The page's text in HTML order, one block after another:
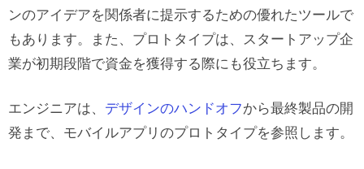
ンのアイデアを関係者に提示するための優れたツールで
もあります。また、プロトタイプは、スタートアップ企
業が初期段階で資金を獲得する際にも役立ちます。
エンジニアは、 デザインのハンドオフから最終製品の開
発まで、モバイルアプリのプロトタイプを参照します。